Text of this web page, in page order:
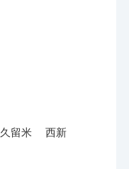
久留米 西新